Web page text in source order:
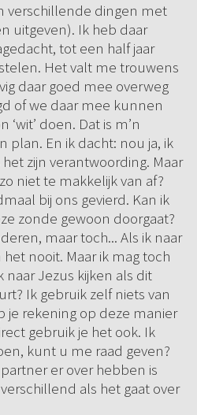
verschillende dingen met
uitgeven). Ik heb daar
tot een half jaar
Het valt me trouwens
daar goed mee overweg
of we daar mee kunnen
doen. Dat is m’n
plan. En ik dacht: nou ja, ik
zijn verantwoording. Maar
niet te makkelijk van af?
bij ons gevierd. Kan ik
zonde gewoon doorgaat?
maar toch... Als ik naar
nooit. Maar ik mag toch
naar Jezus kijken als dit
Ik gebruik zelf niets van
je rekening op deze manier
gebruik je het ook. Ik
kunt u me raad geven?
er over hebben is
als het gaat over